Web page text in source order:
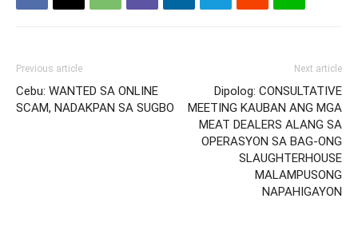
Previous article
Cebu: WANTED SA ONLINE
SCAM, NADAKPAN SA SUGBO
Next article
Dipolog: CONSULTATIVE
MEETING KAUBAN ANG MGA
MEAT DEALERS ALANG SA
OPERASYON SA BAG-ONG
SLAUGHTERHOUSE
MALAMPUSONG
NAPAHIGAYON